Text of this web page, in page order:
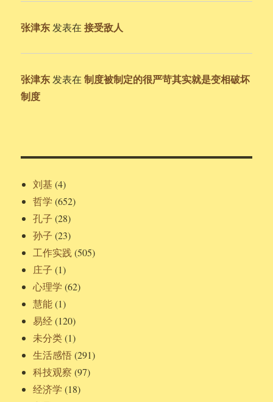
张津东 发表在接受敌人
张津东 发表在制度被制定的很严苛其实就是变相破坏
制度
刘基 (4)
哲学 (652)
孔子 (28)
孙子 (23)
工作实践 (505)
庄子 (1)
心理学 (62)
慧能(1)
易经(120)
未分类(1)
生活感悟(291)
科技观察 (97)
经济学 (18)